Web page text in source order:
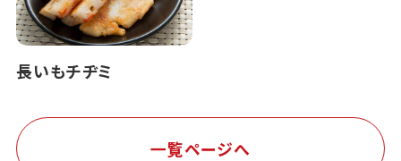
長いもチヂミ
一覧ページへ